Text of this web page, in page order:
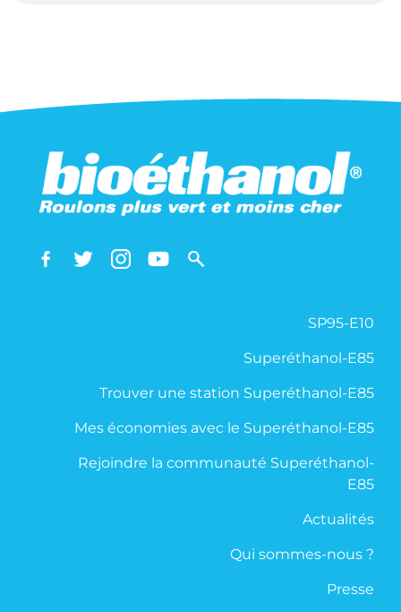
SP95-E10
Superéthanol-E85
Trouver une station Superéthanol-E85
Mes économies avec le Superéthanol-E85
Rejoindre la communauté Superéthanol-
E85
Actualités
Qui sommes-nous ?
Presse